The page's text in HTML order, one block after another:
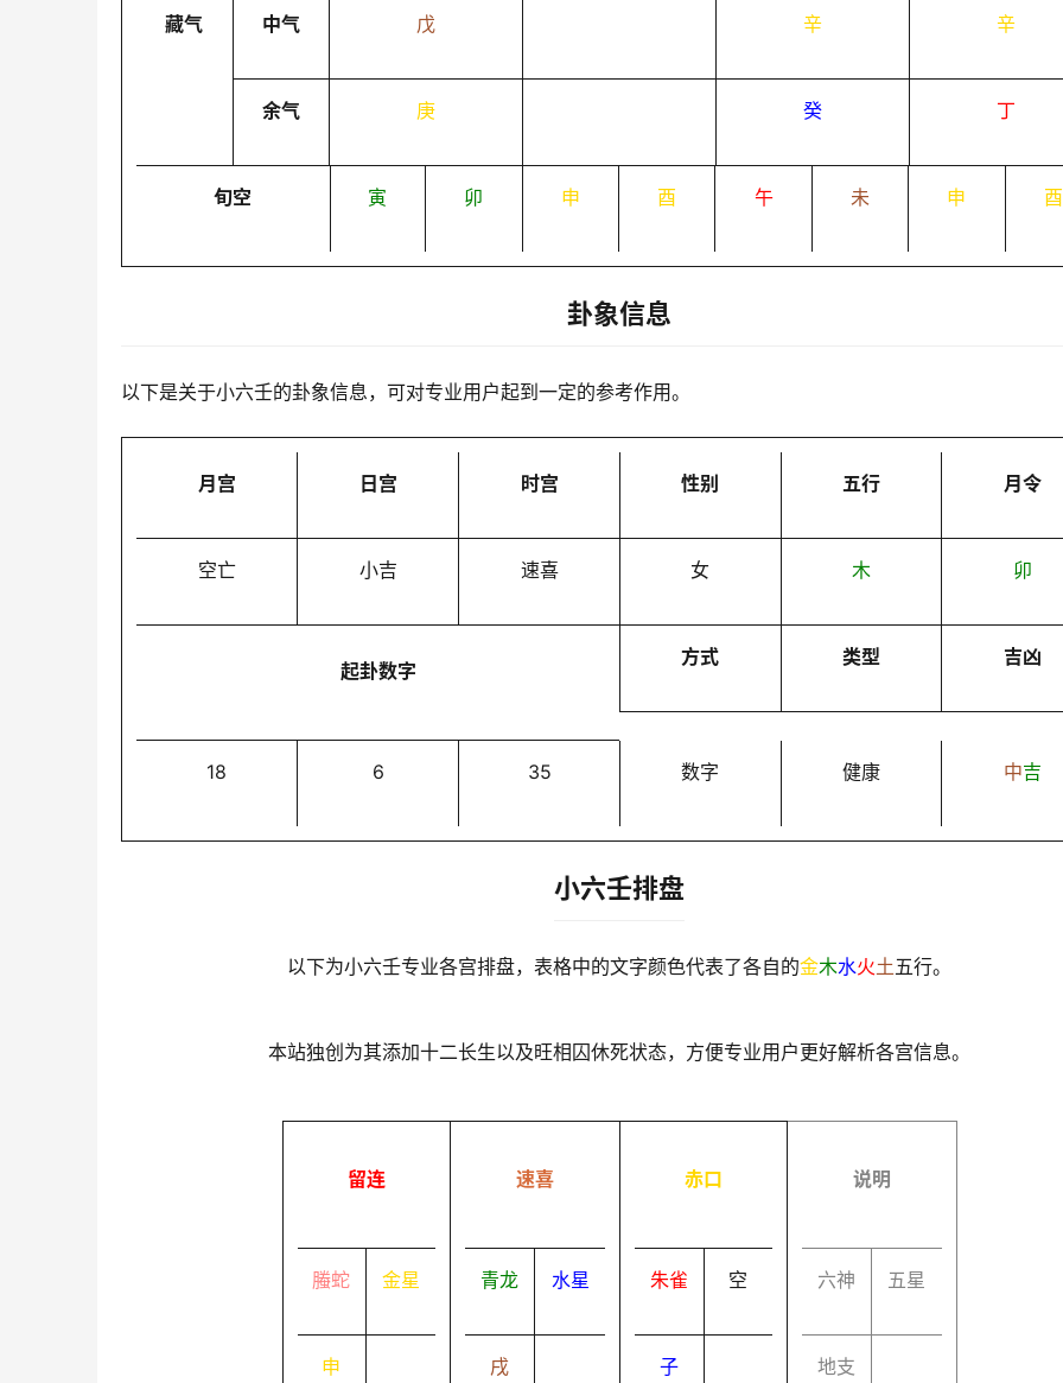
藏气 中气 戊 辛 辛
余气 庚 癸 丁
旬空 寅 卯 申 酉 午 未 申 酉
卦象信息
以下是关于小六壬的卦象信息，可对专业用户起到一定的参考作用。
月宫 日宫 时宫 性别 五行 月令
空亡 小吉 速喜 女 木 卯
起卦数字
方式 类型 吉凶
18 6 35 数字 健康 中吉
小六壬排盘
以下为小六壬专业各宫排盘，表格中的文字颜色代表了各自的金木水火土五行。
本站独创为其添加十二长生以及旺相囚休死状态，方便专业用户更好解析各宫信息。
留连
螣蛇 金星
申
速喜
青龙 水星
戌
赤口
朱雀 空
子
说明
六神 五星
地支